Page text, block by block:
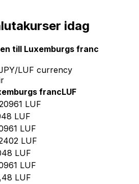
idag
till Luxemburgs franc
LUF currency
francLUF
LUF
LUF
LUF
LUF
LUF
LUF
LUF